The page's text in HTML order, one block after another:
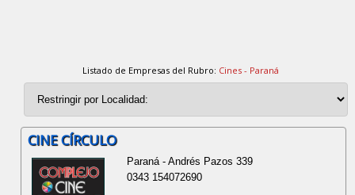
Listado de Empresas del Rubro: Cines - Paraná
CINE CÍRCULO
Paraná - Andrés Pazos 339
0343 154072690